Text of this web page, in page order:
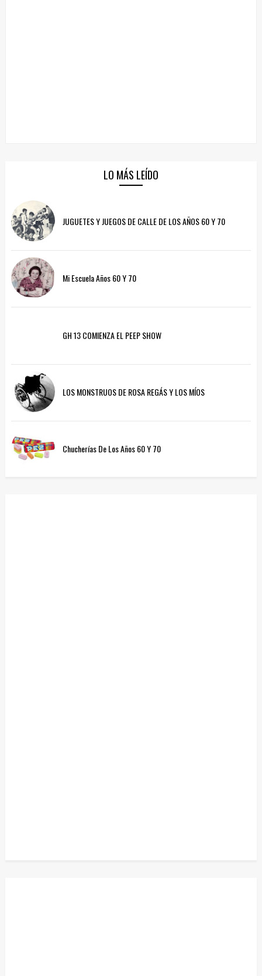
LO MÁS LEÍDO
JUGUETES Y JUEGOS DE CALLE DE LOS AÑOS 60 Y 70
Mi Escuela Años 60 Y 70
GH 13 COMIENZA EL PEEP SHOW
LOS MONSTRUOS DE ROSA REGÁS Y LOS MÍOS
Chucherías De Los Años 60 Y 70